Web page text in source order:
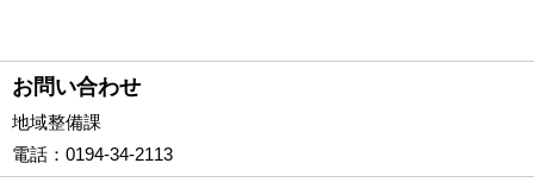
お問い合わせ
地域整備課
電話 ：0194-34-2113